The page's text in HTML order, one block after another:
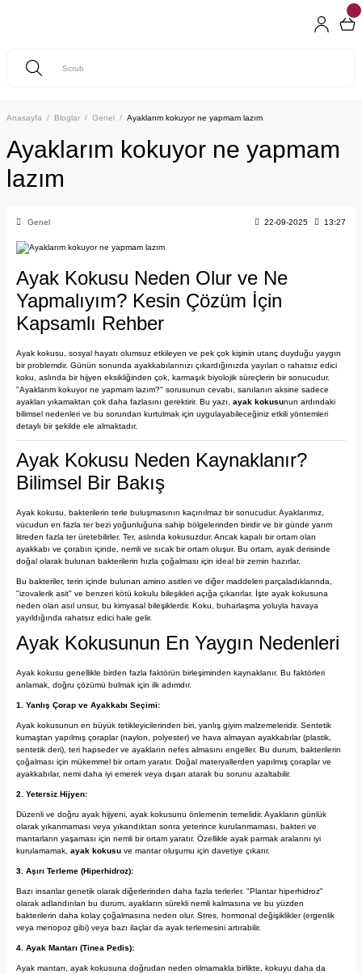
Anasayfa Bloglar Genel Ayaklarım kokuyor ne yapmam lazım
Ayaklarım kokuyor ne yapmam
lazım
Genel 22-09-2025 13:27
Ayak Kokusu Neden Olur ve Ne
Yapmalıyım? Kesin Çözüm İçin
Kapsamlı Rehber
Ayak kokusu, sosyal hayatı olumsuz etkileyen ve pek çok kişinin utanç duyduğu yaygın
bir problemdir. Günün sonunda ayakkabılarınızı çıkardığınızda yayılan o rahatsız edici
koku, aslında bir hijyen eksikliğinden çok, karmaşık biyolojik süreçlerin bir sonucudur.
"Ayaklarım kokuyor ne yapmam lazım?" sorusunun cevabı, sanılanın aksine sadece
ayakları yıkamaktan çok daha fazlasını gerektirir. Bu yazı, ayak kokusunun ardındaki
bilimsel nedenleri ve bu sorundan kurtulmak için uygulayabileceğiniz etkili yöntemleri
detaylı bir şekilde ele almaktadır.
Ayak Kokusu Neden Kaynaklanır?
Bilimsel Bir Bakış
Ayak kokusu, bakterilerin terle buluşmasının kaçınılmaz bir sonucudur. Ayaklarımız,
vücudun en fazla ter bezi yoğunluğuna sahip bölgelerinden biridir ve bir günde yarım
litreden fazla ter üretebilirler. Ter, aslında kokusuzdur. Ancak kapalı bir ortam olan
ayakkabı ve çorabın içinde, nemli ve sıcak bir ortam oluşur. Bu ortam, ayak derisinde
doğal olarak bulunan bakterilerin hızla çoğalması için ideal bir zemin hazırlar.
Bu bakteriler, terin içinde bulunan amino asitleri ve diğer maddeleri parçaladıklarında,
"izovalerik asit" ve benzeri kötü kokulu bileşikleri açığa çıkarırlar. İşte ayak kokusuna
neden olan asıl unsur, bu kimyasal bileşiklerdir. Koku, buharlaşma yoluyla havaya
yayıldığında rahatsız edici hale gelir.
Ayak Kokusunun En Yaygın Nedenleri
Ayak kokusu genellikle birden fazla faktörün birleşiminden kaynaklanır. Bu faktörleri
anlamak, doğru çözümü bulmak için ilk adımdır.
1. Yanlış Çorap ve Ayakkabı Seçimi:
Ayak kokusunun en büyük tetikleyicilerinden biri, yanlış giyim malzemeleridir. Sentetik
kumaştan yapılmış çoraplar (naylon, polyester) ve hava almayan ayakkabılar (plastik,
sentetik deri), teri hapseder ve ayakların nefes almasını engeller. Bu durum, bakterilerin
çoğalması için mükemmel bir ortam yaratır. Doğal materyallerden yapılmış çoraplar ve
ayakkabılar, nemi daha iyi emerek veya dışarı atarak bu sorunu azaltabilir.
2. Yetersiz Hijyen:
Düzenli ve doğru ayak hijyeni, ayak kokusunu önlemenin temelidir. Ayakların günlük
olarak yıkanmaması veya yıkandıktan sonra yeterince kurulanmaması, bakteri ve
mantarların yaşaması için nemli bir ortam yaratır. Özellikle ayak parmak aralarını iyi
kurulamamak, ayak kokusu ve mantar oluşumu için davetiye çıkarır.
3. Aşırı Terleme (Hiperhidroz):
Bazı insanlar genetik olarak diğerlerinden daha fazla terlerler. "Plantar hiperhidroz"
olarak adlandırılan bu durum, ayakların sürekli nemli kalmasına ve bu yüzden
bakterilerin daha kolay çoğalmasına neden olur. Stres, hormonal değişiklikler (ergenlik
veya menopoz gibi) veya bazı ilaçlar da ayak terlemesini artırabilir.
4. Ayak Mantarı (Tinea Pedis):
Ayak mantarı, ayak kokusuna doğrudan neden olmamakla birlikte, kokuyu daha da